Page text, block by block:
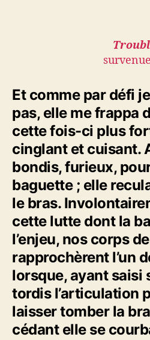
Et comme par défi
pas, elle me frappa
cette fois-ci plus
cinglant et cuisant.
bondis, furieux,
baguette ; elle
le bras.
cette lutte dont la
l’enjeu, nos corps
rapprochèrent l’un
lorsque, ayant saisi
tordis l’articulation
laisser tomber la
cédant elle se